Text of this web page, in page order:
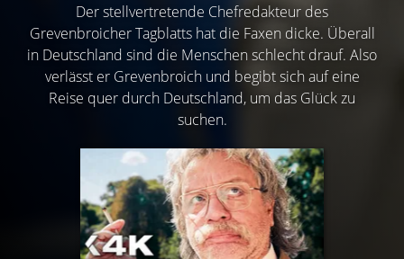
Der stellvertretende Chefredakteur des
Grevenbroicher Tagblatts hat die Faxen dicke. Überall
in Deutschland sind die Menschen schlecht drauf. Also
verlässt er Grevenbroich und begibt sich auf eine
Reise quer durch Deutschland, um das Glück zu
suchen.